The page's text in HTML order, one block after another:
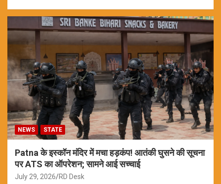
NEWS STATE
Patna के इस्कॉन मंदिर में मचा हड़कंप! आतंकी घुसने की सूचना
पर ATS का ऑपरेशन; सामने आई सच्चाई
July 29, 2026 RD Desk